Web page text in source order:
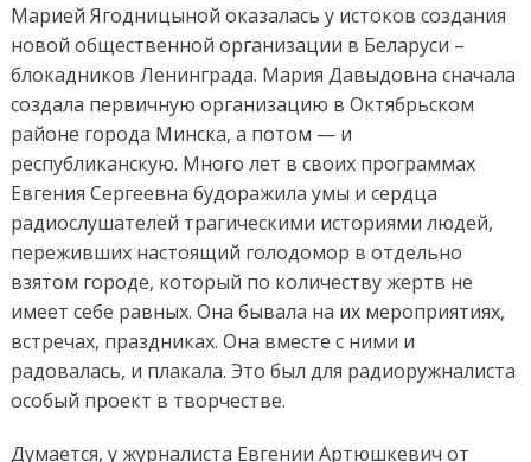
Марией Ягодницыной оказалась у истоков создания
новой общественной организации в Беларуси –
блокадников Ленинграда. Мария Давыдовна сначала
создала первичную организацию в Октябрьском
районе города Минска, а потом — и
республиканскую. Много лет в своих программах
Евгения Сергеевна будоражила умы и сердца
радиослушателей трагическими историями людей,
переживших настоящий голодомор в отдельно
взятом городе, который по количеству жертв не
имеет себе равных. Она бывала на их мероприятиях,
встречах, праздниках. Она вместе с ними и
радовалась, и плакала. Это был для радиоружналиста
особый проект в творчестве.
Думается, у журналиста Евгении Артюшкевич от